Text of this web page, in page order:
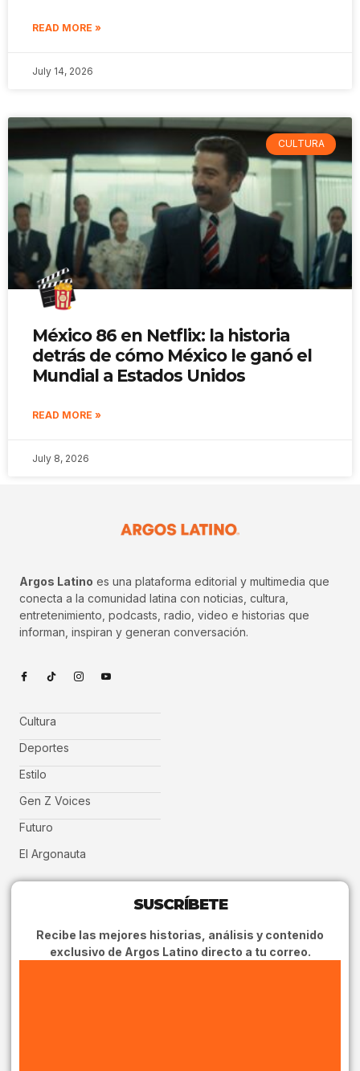
READ MORE »
July 14, 2026
CULTURA
México 86 en Netflix: la historia
detrás de cómo México le ganó el
Mundial a Estados Unidos
READ MORE »
July 8, 2026
Argos Latino es una plataforma editorial y multimedia que
conecta a la comunidad latina con noticias, cultura,
entretenimiento, podcasts, radio, video e historias que
informan, inspiran y generan conversación.
Cultura
Deportes
Estilo
Gen Z Voices
Futuro
El Argonauta
SUSCRÍBETE
Recibe las mejores historias, análisis y contenido
exclusivo de Argos Latino directo a tu correo.